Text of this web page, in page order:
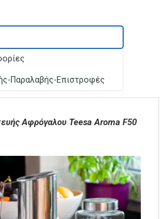
Παραλαβής-Επιστροφές
Αφρόγαλου Teesa Aroma F50